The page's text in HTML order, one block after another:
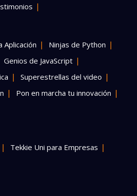
Aplicación
Ninjas de Python
Genios de JavaScript
Superestrellas del video
Pon en marcha tu innovación
Tekkie Uni para Empresas